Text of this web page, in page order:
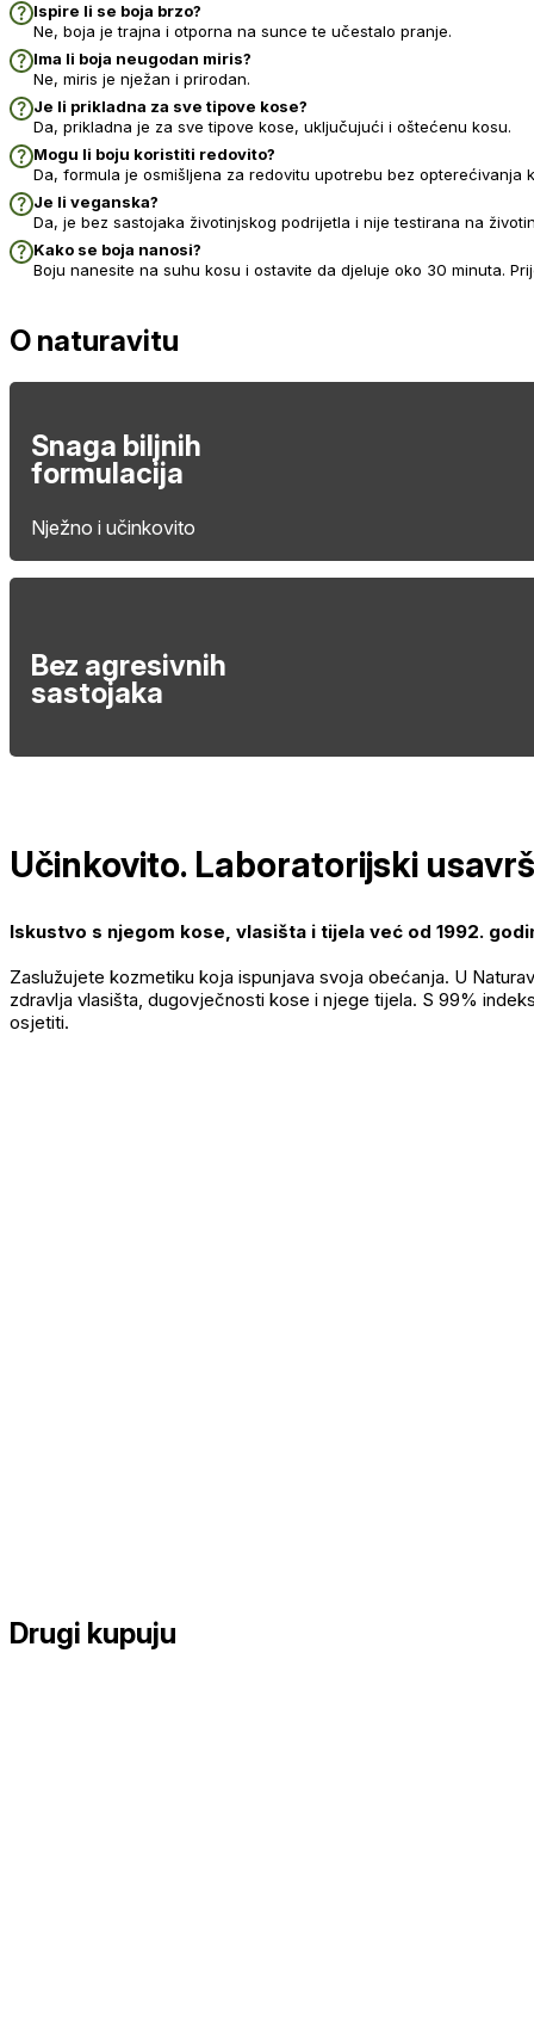
Ispire li se boja brzo?
Ne, boja je trajna i otporna na sunce te učestalo pranje.
Ima li boja neugodan miris?
Ne, miris je nježan i prirodan.
Je li prikladna za sve tipove kose?
Da, prikladna je za sve tipove kose, uključujući i oštećenu kosu.
Mogu li boju koristiti redovito?
Da, formula je osmišljena za redovitu upotrebu bez opterećivanja
Je li veganska?
Da, je bez sastojaka životinjskog podrijetla i nije testirana na
Kako se boja nanosi?
Boju nanesite na suhu kosu i ostavite da djeluje oko 30 minuta.
O naturavitu
Snaga biljnih
formulacija
Nježno i učinkovito
Bez agresivnih
sastojaka
Učinkovito. Laboratorijski
Iskustvo s njegom kose, vlasišta i tijela već od 1992.
Zaslužujete kozmetiku koja ispunjava svoja obećanja. U
zdravlja vlasišta, dugovječnosti kose i njege tijela. S 99%
osjetiti.
Drugi kupuju